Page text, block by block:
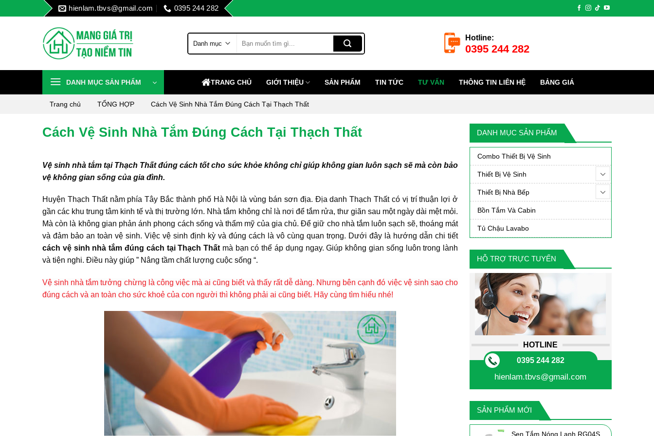
to
hienlam.tbvs@gmail.com 0395 244 282
kiếm:
Hotline:
0395 244 282
DANH MỤC SẢN PHẨM TRANG CHỦ GIỚI THIỆU SẢN PHẨM TIN TỨC TƯ VẤN THÔNG TIN LIÊN HỆ BẢNG GIÁ
Trang chủ TỔNG HỢP Cách Vệ Sinh Nhà Tắm Đúng Cách Tại Thạch Thất
Cách Vệ Sinh Nhà Tắm Đúng Cách Tại Thạch Thất
Vệ sinh nhà tắm tại Thạch Thất đúng cách tốt cho sức khỏe không chỉ giúp không gian luôn sạch sẽ mà còn bảo
vệ không gian sống của gia đình.
Huyện Thạch Thất nằm phía Tây Bắc thành phố Hà Nội là vùng bán sơn địa. Địa danh Thạch Thất có vị trí thuận lợi ở
gần các khu trung tâm kinh tế và thị trường lớn. Nhà tắm không chỉ là nơi để tắm rửa, thư giãn sau một ngày dài mệt mỏi.
Mà còn là không gian phản ánh phong cách sống và thẩm mỹ của gia chủ. Để giữ cho nhà tắm luôn sạch sẽ, thoáng mát
và đảm bảo an toàn vệ sinh. Việc vệ sinh định kỳ và đúng cách là vô cùng quan trọng. Dưới đây là hướng dẫn chi tiết
cách vệ sinh nhà tắm đúng cách tại Thạch Thất mà bạn có thể áp dụng ngay. Giúp không gian sống luôn trong lành
và tiện nghi. Điều này giúp ” Nâng tầm chất lượng cuộc sống “.
Vệ sinh nhà tắm tưởng chừng là công việc mà ai cũng biết và thấy rất dễ dàng. Nhưng bên cạnh đó việc vệ sinh sao cho
đúng cách và an toàn cho sức khoẻ của con người thì không phải ai cũng biết. Hãy cùng tìm hiểu nhé!
DANH MỤC SẢN PHẨM
Combo Thiết Bị Vệ Sinh
Thiết Bị Vệ Sinh
Thiết Bị Nhà Bếp
Bồn Tắm Và Cabin
Tủ Chậu Lavabo
HỖ TRỢ TRỰC TUYẾN
HOTLINE
0395 244 282
hienlam.tbvs@gmail.com
SẢN PHẨM MỚI
Sen Tắm Nóng Lạnh RG04S